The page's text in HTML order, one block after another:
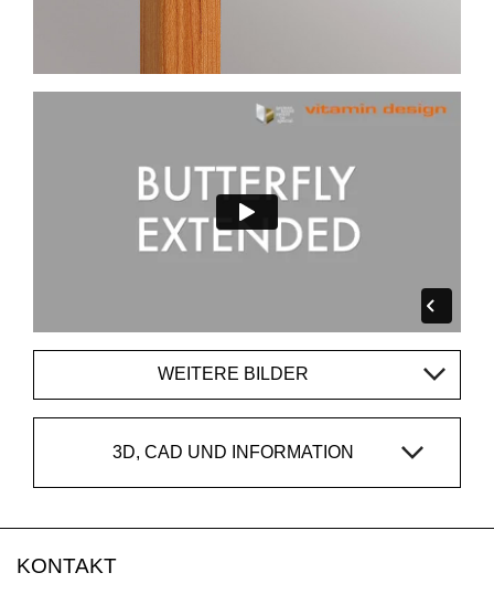
WEITERE BILDER
3D, CAD UND INFORMATION
KONTAKT